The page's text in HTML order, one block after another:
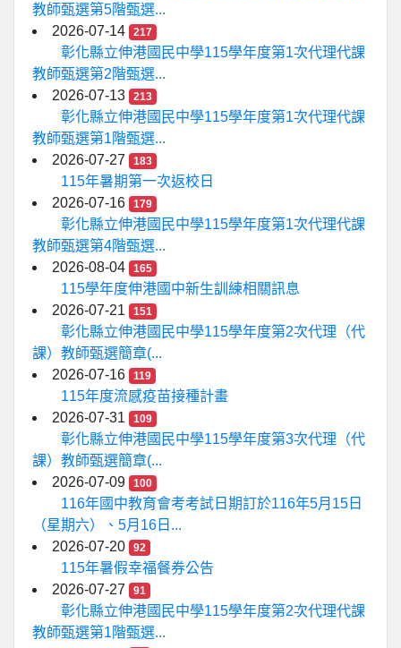
教師甄選第5階甄選...
2026-07-14
217
彰化縣立伸港國民中學115學年度第1次代理代課
教師甄選第2階甄選...
2026-07-13
213
彰化縣立伸港國民中學115學年度第1次代理代課
教師甄選第1階甄選...
2026-07-27
183
115年暑期第一次返校日
2026-07-16
179
彰化縣立伸港國民中學115學年度第1次代理代課
教師甄選第4階甄選...
2026-08-04
165
115學年度伸港國中新生訓練相關訊息
2026-07-21
151
彰化縣立伸港國民中學115學年度第2次代理（代
課）教師甄選簡章(...
2026-07-16
119
115年度流感疫苗接種計畫
2026-07-31
109
彰化縣立伸港國民中學115學年度第3次代理（代
課）教師甄選簡章(...
2026-07-09
100
116年國中教育會考考試日期訂於116年5月15日
（星期六）、5月16日...
2026-07-20
92
115年暑假幸福餐券公告
2026-07-27
91
彰化縣立伸港國民中學115學年度第2次代理代課
教師甄選第1階甄選...